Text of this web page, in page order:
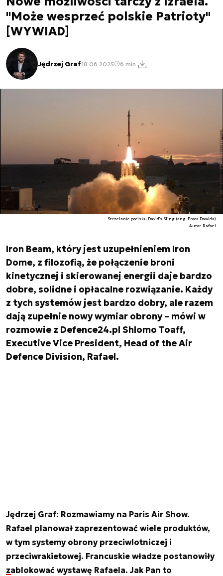
"Może wesprzeć polskie Patrioty"
[WYWIAD]
Jędrzej Graf18.06.2025 6 min.
Strzelanie pocisku David's Sling (ang. Proca Dawida)
Autor. Rafael
Iron Beam, który jest uzupełnieniem Iron
Dome, z filozofią, że połączenie broni
kinetycznej i skierowanej energii daje bardzo
dobre, solidne i opłacalne rozwiązanie. Każdy
z tych systemów jest bardzo dobry, ale razem
dają zupełnie nowy wymiar obrony – mówi w
rozmowie z Defence24.pl Shlomo Toaff,
Executive Vice President, Head of the Air
Defence Division, Rafael.
Jędrzej Graf: Rozmawiamy na Paris Air Show.
Rafael planował zaprezentować wiele produktów,
w tym systemy obrony przeciwlotniczej i
przeciwrakietowej. Francuskie władze postanowiły
zablokować wystawę Rafaela. Jak Pan to